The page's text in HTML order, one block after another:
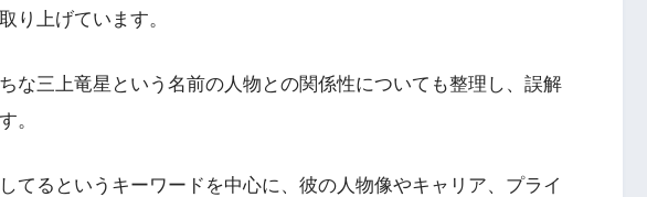
り上げています。
な三上竜星という名前の人物との関係性についても整理し、誤解
。
てるというキーワードを中心に、彼の人物像やキャリア、プライ